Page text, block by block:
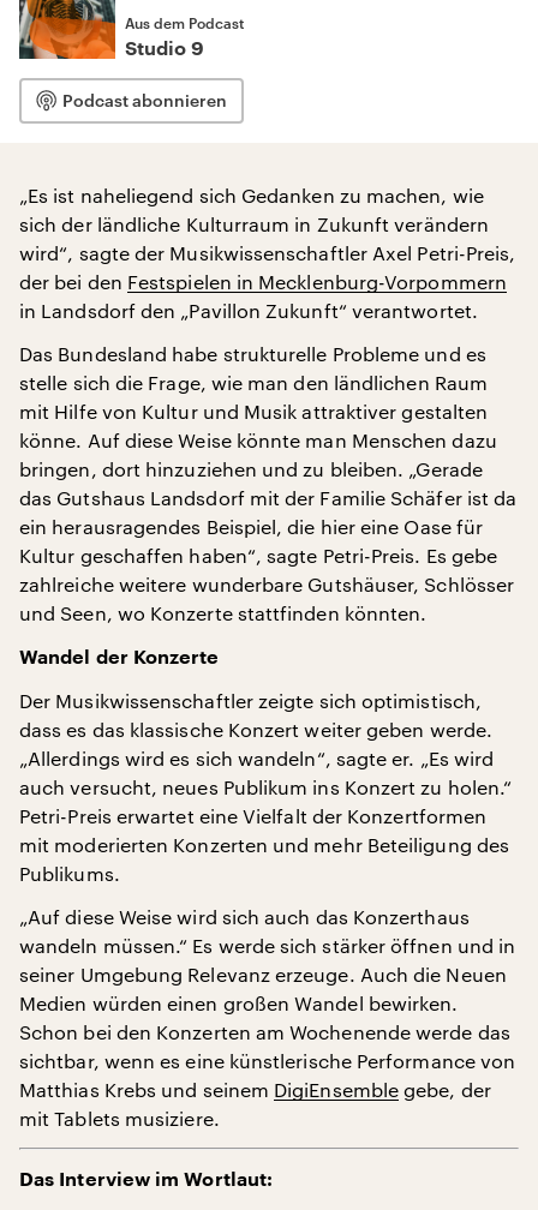
Aus dem Podcast
Studio 9
Podcast abonnieren
„Es ist naheliegend sich Gedanken zu machen, wie
sich der ländliche Kulturraum in Zukunft verändern
wird“, sagte der Musikwissenschaftler Axel Petri-Preis,
der bei den Festspielen in Mecklenburg-Vorpommern
in Landsdorf den „Pavillon Zukunft“ verantwortet.
Das Bundesland habe strukturelle Probleme und es
stelle sich die Frage, wie man den ländlichen Raum
mit Hilfe von Kultur und Musik attraktiver gestalten
könne. Auf diese Weise könnte man Menschen dazu
bringen, dort hinzuziehen und zu bleiben. „Gerade
das Gutshaus Landsdorf mit der Familie Schäfer ist da
ein herausragendes Beispiel, die hier eine Oase für
Kultur geschaffen haben“, sagte Petri-Preis. Es gebe
zahlreiche weitere wunderbare Gutshäuser, Schlösser
und Seen, wo Konzerte stattfinden könnten.
Wandel der Konzerte
Der Musikwissenschaftler zeigte sich optimistisch,
dass es das klassische Konzert weiter geben werde.
„Allerdings wird es sich wandeln“, sagte er. „Es wird
auch versucht, neues Publikum ins Konzert zu holen.“
Petri-Preis erwartet eine Vielfalt der Konzertformen
mit moderierten Konzerten und mehr Beteiligung des
Publikums.
„Auf diese Weise wird sich auch das Konzerthaus
wandeln müssen.“ Es werde sich stärker öffnen und in
seiner Umgebung Relevanz erzeuge. Auch die Neuen
Medien würden einen großen Wandel bewirken.
Schon bei den Konzerten am Wochenende werde das
sichtbar, wenn es eine künstlerische Performance von
Matthias Krebs und seinem DigiEnsemble gebe, der
mit Tablets musiziere.
Das Interview im Wortlaut: